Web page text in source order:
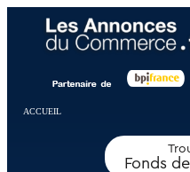
ACCUEIL
Fonds
Panneau de gestion des